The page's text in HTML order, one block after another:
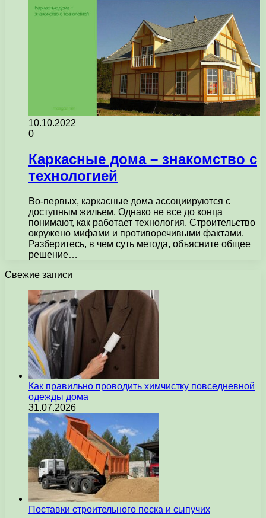
10.10.2022
0
Каркасные дома – знакомство с
технологией
Во-первых, каркасные дома ассоциируются с
доступным жильем. Однако не все до конца
понимают, как работает технология. Строительство
окружено мифами и противоречивыми фактами.
Разберитесь, в чем суть метода, объясните общее
решение…
Свежие записи
Как правильно проводить химчистку повседневной
одежды дома
31.07.2026
Поставки строительного песка и сыпучих